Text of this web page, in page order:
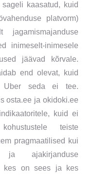
sageli kaasatud, kuid
platvorm)
inimeselt-inimesele
jäävad kõrvale.
end olevat, kuid
Uber seda ei tee.
osta.ee ja okidoki.ee
kuid ei
teiste
pragmaatilised kui
ja ajakirjanduse
kes on sees ja kes